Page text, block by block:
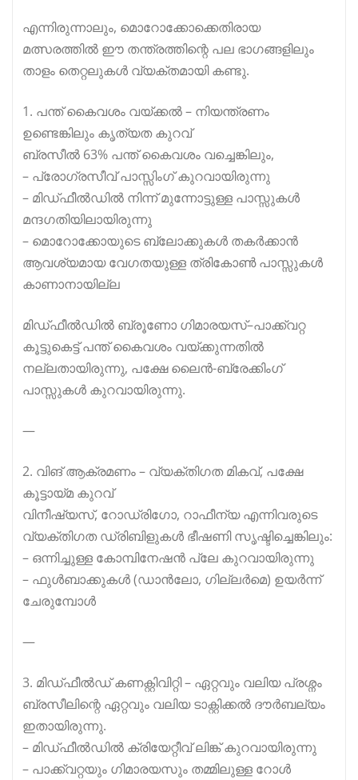
എന്നിരുന്നാലും, മൊറോക്കോക്കെതിരായ
മത്സരത്തിൽ ഈ തന്ത്രത്തിന്റെ പല ഭാഗങ്ങളിലും
താളം തെറ്റലുകൾ വ്യക്തമായി കണ്ടു.
1. പന്ത് കൈവശം വയ്ക്കൽ – നിയന്ത്രണം
ഉണ്ടെങ്കിലും കൃത്യത കുറവ്
ബ്രസീൽ 63% പന്ത് കൈവശം വച്ചെങ്കിലും,
– പ്രോഗ്രസീവ് പാസ്സിംഗ് കുറവായിരുന്നു
– മിഡ്ഫീൽഡിൽ നിന്ന് മുന്നോട്ടുള്ള പാസ്സുകൾ
മന്ദഗതിയിലായിരുന്നു
– മൊറോക്കോയുടെ ബ്ലോക്കുകൾ തകർക്കാൻ
ആവശ്യമായ വേഗതയുള്ള ത്രികോൺ പാസ്സുകൾ
കാണാനായില്ല
മിഡ്ഫീൽഡിൽ ബ്രൂണോ ഗിമാരയസ്–പാക്ക്വറ്റ
കൂട്ടുകെട്ട് പന്ത് കൈവശം വയ്ക്കുന്നതിൽ
നല്ലതായിരുന്നു, പക്ഷേ ലൈൻ-ബ്രേക്കിംഗ്
പാസ്സുകൾ കുറവായിരുന്നു.
—
2. വിങ് ആക്രമണം – വ്യക്തിഗത മികവ്, പക്ഷേ
കൂട്ടായ്മ കുറവ്
വിനീഷ്യസ്, റോഡ്രിഗോ, റാഫീന്യ എന്നിവരുടെ
വ്യക്തിഗത ഡ്രിബിളുകൾ ഭീഷണി സൃഷ്ടിച്ചെങ്കിലും:
– ഒന്നിച്ചുള്ള കോമ്പിനേഷൻ പ്ലേ കുറവായിരുന്നു
– ഫുൾബാക്കുകൾ (ഡാൻലോ, ഗില്ലർമെ) ഉയർന്ന്
ചേരുമ്പോൾ
—
3. മിഡ്ഫീൽഡ് കണക്റ്റിവിറ്റി – ഏറ്റവും വലിയ പ്രശ്നം
ബ്രസീലിന്റെ ഏറ്റവും വലിയ ടാക്റ്റിക്കൽ ദൗർബല്യം
ഇതായിരുന്നു.
– മിഡ്ഫീൽഡിൽ ക്രിയേറ്റീവ് ലിങ്ക് കുറവായിരുന്നു
– പാക്ക്വറ്റയും ഗിമാരയസും തമ്മിലുള്ള റോൾ